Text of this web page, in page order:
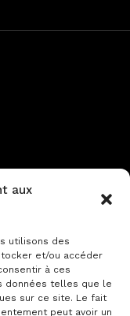
aux
utilisons des
et/ou accéder
à ces
données telles que le
sur ce site. Le fait
peut avoir un